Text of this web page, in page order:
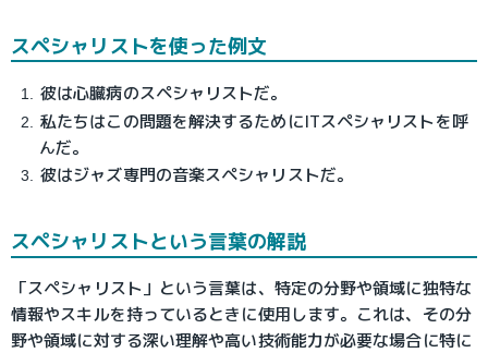
スペシャリストを使った例文
彼は心臓病のスペシャリストだ。
私たちはこの問題を解決するためにITスペシャリストを呼
んだ。
彼はジャズ専門の音楽スペシャリストだ。
スペシャリストという言葉の解説
「スペシャリスト」という言葉は、特定の分野や領域に独特な
情報やスキルを持っているときに使用します。これは、その分
野や領域に対する深い理解や高い技術能力が必要な場合に特に